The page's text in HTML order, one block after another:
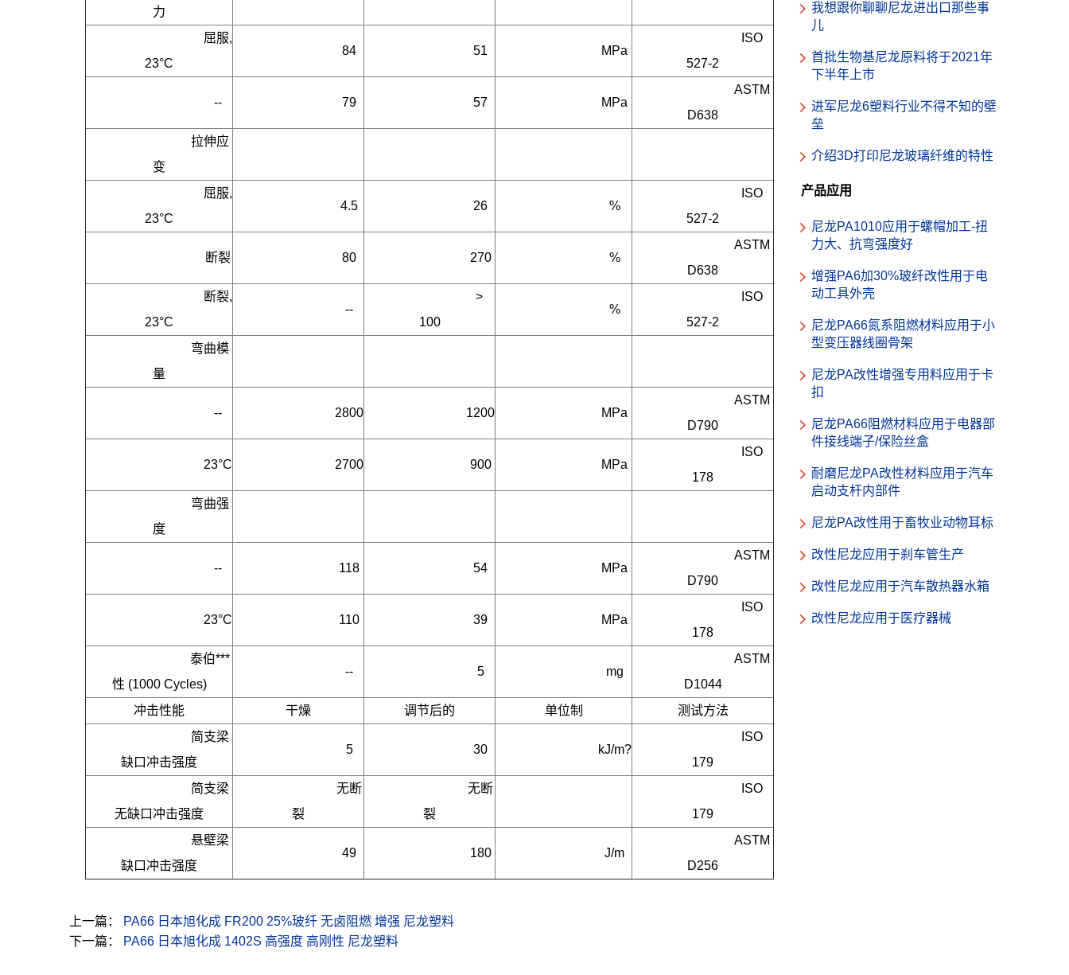
力
屈服,
23°C
84 51 MPa
ISO
527-2
-- 79 57 MPa
ASTM
D638
拉伸应
变
屈服,
23°C
4.5 26 %
ISO
527-2
断裂 80 270 %
ASTM
D638
断裂,
23°C
--
>
100
%
ISO
527-2
弯曲模
量
-- 2800 1200 MPa
ASTM
D790
23°C 2700 900 MPa
ISO
178
弯曲强
度
-- 118 54 MPa
ASTM
D790
23°C 110 39 MPa
ISO
178
泰伯***
性 (1000 Cycles)
-- 5 mg
ASTM
D1044
冲击性能
干燥 调节后的 单位制
测试方法
简支梁
缺口冲击强度
5 30 kJ/m?
ISO
179
简支梁
无缺口冲击强度
无断
裂
无断
裂
ISO
179
悬壁梁
缺口冲击强度
49 180 J/m
ASTM
D256
上一篇：
PA66 日本旭化成 FR200 25%玻纤 无卤阻燃 增强 尼龙塑料
下一篇：
PA66 日本旭化成 1402S 高强度 高刚性 尼龙塑料
我想跟你聊聊尼龙进出口那些事
儿
首批生物基尼龙原料将于2021年
下半年上市
进军尼龙6塑料行业不得不知的壁
垒
介绍3D打印尼龙玻璃纤维的特性
产品应用
尼龙PA1010应用于螺帽加工-扭
力大、抗弯强度好
增强PA6加30%玻纤改性用于电
动工具外壳
尼龙PA66氮系阻燃材料应用于小
型变压器线圈骨架
尼龙PA改性增强专用料应用于卡
扣
尼龙PA66阻燃材料应用于电器部
件接线端子/保险丝盒
耐磨尼龙PA改性材料应用于汽车
启动支杆内部件
尼龙PA改性用于畜牧业动物耳标
改性尼龙应用于刹车管生产
改性尼龙应用于汽车散热器水箱
改性尼龙应用于医疗器械